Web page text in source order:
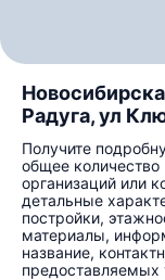
Радуга, ул
Получите
общее количество
организаций или
детальные
постройки,
материалы,
название,
предоставляемых